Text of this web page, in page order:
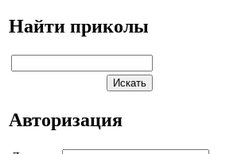
Найти приколы
Авторизация